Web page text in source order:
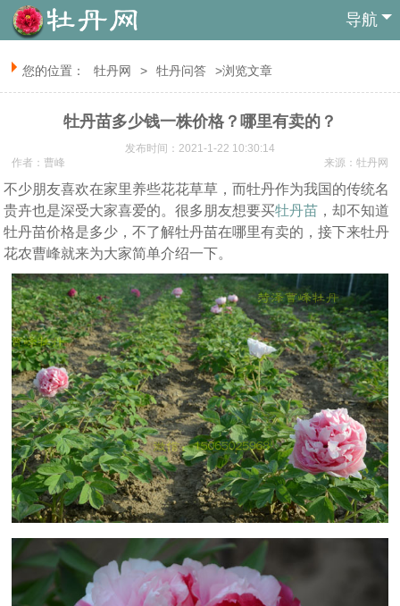
导航
您的位置： 牡丹网 > 牡丹问答 >浏览文章
牡丹苗多少钱一株价格？哪里有卖的？
发布时间：2021-1-22 10:30:14
来源： 牡丹网
作者：曹峰
不少朋友喜欢在家里养些花花草草，而牡丹作为我国的传统名
贵卉也是深受大家喜爱的。很多朋友想要买牡丹苗 ，却不知道
牡丹苗价格是多少，不了解牡丹苗在哪里有卖的，接下来牡丹
花农曹峰就来为大家简单介绍一下。